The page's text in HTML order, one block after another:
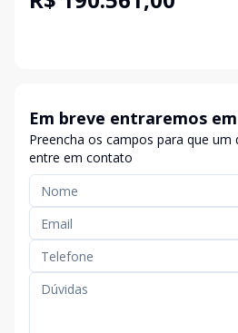
Em breve entraremos
Preencha os campos para que um
entre em contato